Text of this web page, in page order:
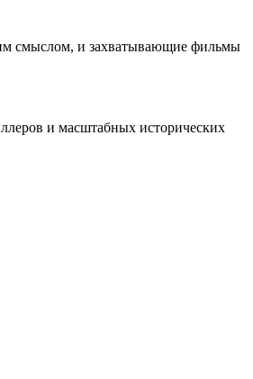
смыслом, и захватывающие фильмы
и масштабных исторических